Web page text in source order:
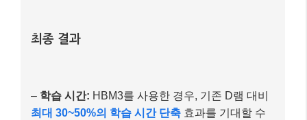
최종 결과
– 학습 시간: HBM3를 사용한 경우, 기존 D램 대비
최대 30~50%의 학습 시간 단축 효과를 기대할 수